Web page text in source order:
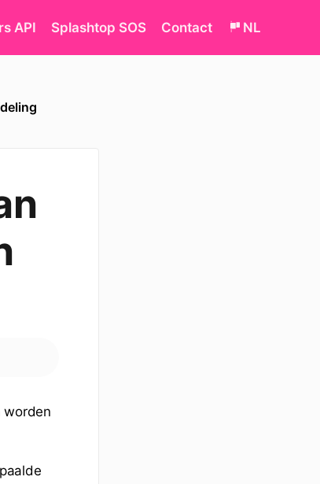
API Splashtop SOS Contact NL
worden